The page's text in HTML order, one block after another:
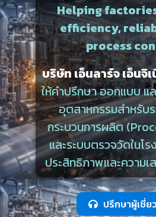
Helping
efficiency,
process
บริษัท เอ็นลาร์จ เอ็นจิ
ให้คำปรึกษา ออกแบบ
อุตสาหกรรมสำหรับ
กระบวนการผลิต
และระบบตรวจวัดในโ
ประสิทธิภาพและความ
ปรึกษาผู้เชี่